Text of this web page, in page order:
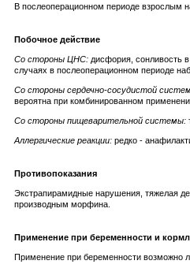
В послеоперационном периоде взрослым
Побочное действие
Со стороны ЦНС: дисфория, сонливость
случаях в послеоперационном периоде
Со стороны сердечно-сосудистой
вероятна при комбинированном
Со стороны пищеварительной системы:
Аллергические реакции: редко -
Противопоказания
Экстрапирамидные нарушения, тяжелая
производным морфина.
Применение при беременности и
Применение при беременности возможно